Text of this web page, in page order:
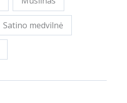
Satino medvilnė